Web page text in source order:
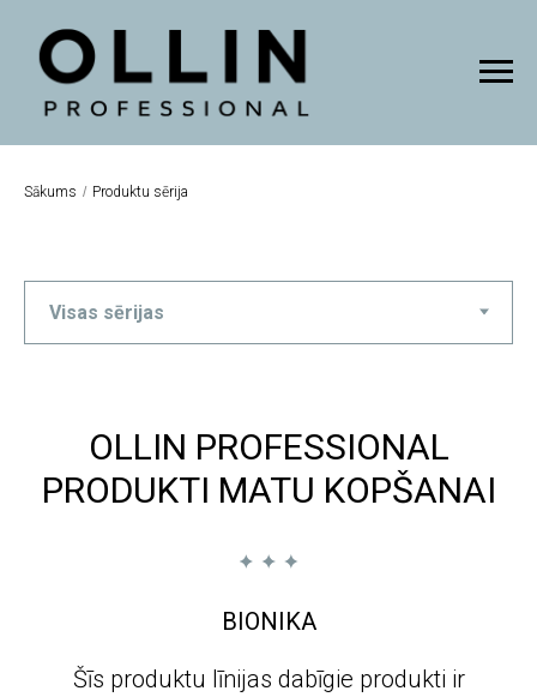
Sākums / Produktu sērija
OLLIN PROFESSIONAL
PRODUKTI MATU KOPŠANAI
BIONIKA
Šīs produktu līnijas dabīgie produkti ir